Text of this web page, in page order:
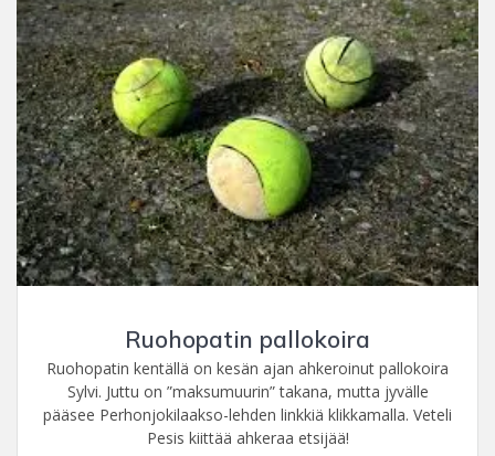
Ruohopatin pallokoira
Ruohopatin kentällä on kesän ajan ahkeroinut pallokoira
Sylvi. Juttu on ”maksumuurin” takana, mutta jyvälle
pääsee Perhonjokilaakso-lehden linkkiä klikkamalla. Veteli
Pesis kiittää ahkeraa etsijää!